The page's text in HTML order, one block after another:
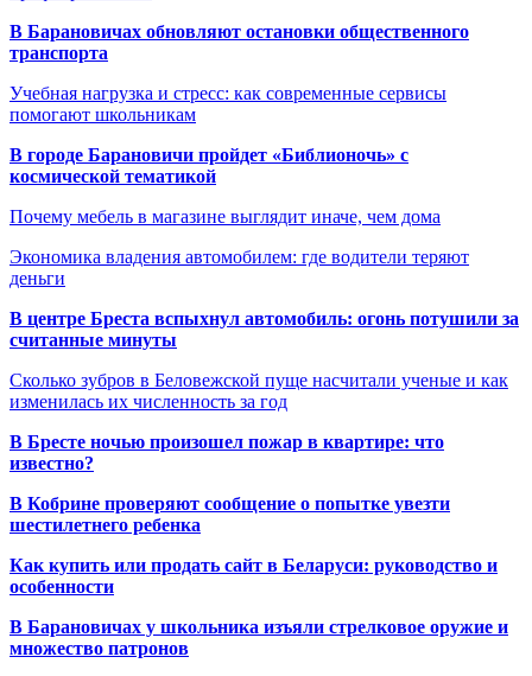
В Барановичах обновляют остановки общественного
транспорта
Учебная нагрузка и стресс: как современные сервисы
помогают школьникам
В городе Барановичи пройдет «Библионочь» с
космической тематикой
Почему мебель в магазине выглядит иначе, чем дома
Экономика владения автомобилем: где водители теряют
деньги
В центре Бреста вспыхнул автомобиль: огонь потушили за
считанные минуты
Сколько зубров в Беловежской пуще насчитали ученые и как
изменилась их численность за год
В Бресте ночью произошел пожар в квартире: что
известно?
В Кобрине проверяют сообщение о попытке увезти
шестилетнего ребенка
Как купить или продать сайт в Беларуси: руководство и
особенности
В Барановичах у школьника изъяли стрелковое оружие и
множество патронов